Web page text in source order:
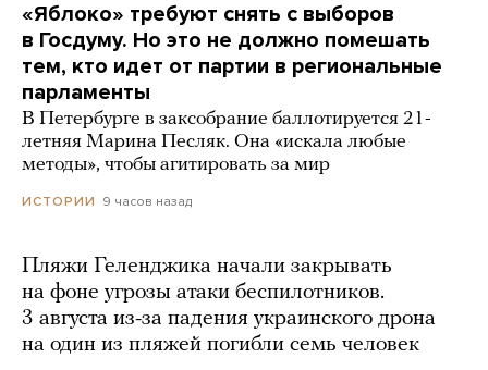
«Яблоко» требуют снять с выборов
в Госдуму. Но это не должно помешать
тем, кто идет от партии в региональные
парламенты
В Петербурге в заксобрание баллотируется 21-
летняя Марина Песляк. Она «искала любые
методы», чтобы агитировать за мир
ИСТОРИИ 9 часов назад
Пляжи Геленджика начали закрывать
на фоне угрозы атаки беспилотников.
3 августа из-за падения украинского дрона
на один из пляжей погибли семь человек